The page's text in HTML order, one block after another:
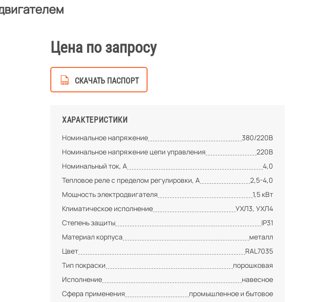
Цена по запросу
СКАЧАТЬ ПАСПОРТ
ХАРАКТЕРИСТИКИ
Номинальное напряжение
380/220В
Номинальное напряжение цепи управления
220В
Номинальный ток, А
4,0
Тепловое реле с пределом регулировки, А
2,5-4,0
Мощность электродвигателя
1,5 кВт
Климатическое исполнение
УХЛ3, УХЛ4
Степень защиты
IP31
Материал корпуса
металл
Цвет
RAL7035
Тип покраски
порошковая
Исполнение
навесное
Сфера применения
промышленное и бытовое